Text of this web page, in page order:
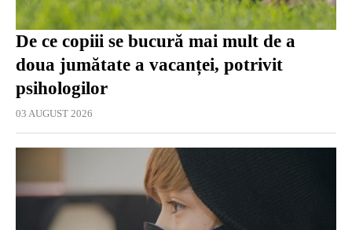
De ce copiii se bucură mai mult de a
doua jumătate a vacanței, potrivit
psihologilor
03 AUGUST 2026